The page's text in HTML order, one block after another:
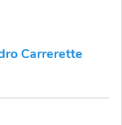
Carrerette